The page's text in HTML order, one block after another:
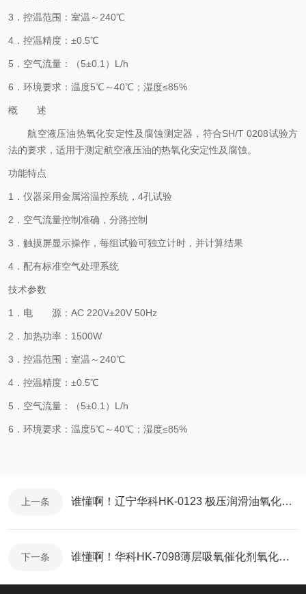
3．控温范围：室温～240℃
4．控温精度：±0.5℃
5．空气流量：（5±0.1）L/h
6．环境要求：温度5℃～40℃；湿度≤85%
概 述
航空液压油热氧化安定性及腐蚀测定器，符合SH/T 0208试验方
法的要求，适用于测定航空液压油的热氧化安定性及腐蚀。
功能特点
1．仪器采用金属浴温控系统，4孔试验
2．空气流量控制准确，分路控制
3．触摸屏显示操作，每组试验可独立计时，并计算结果
4．配有标准空气处理系统
技术参数
1．电 源：AC 220V±20V 50Hz
2．加热功率：1500W
3．控温范围：室温～240℃
4．控温精度：±0.5℃
5．空气流量：（5±0.1）L/h
6．环境要求：温度5℃～40℃；湿度≤85%
上一条 谁懂啊！辽宁华科HK-0123 极压润滑油氧化性能测定器，让检测流程省80%人力
下一条 谁懂啊！华科HK-7098薄层吸氧催化剂氧化安定性测定器，让检测流程省80%人力